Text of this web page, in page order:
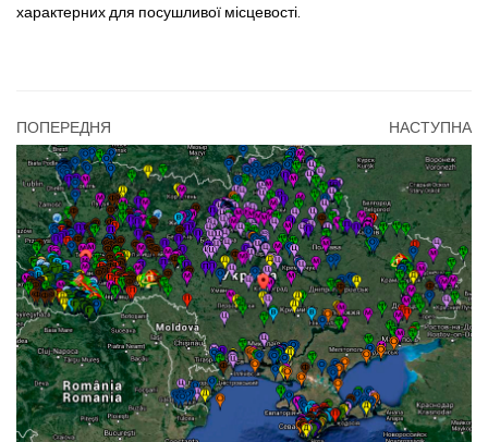
характерних для посушливої місцевості.
ПОПЕРЕДНЯ НАСТУПНА